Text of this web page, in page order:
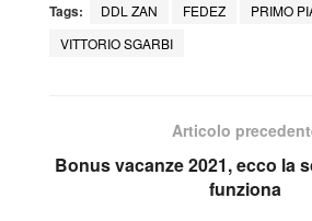
Tags: DDL ZAN FEDEZ
PRIMO
VITTORIO SGARBI
Articolo
Bonus vacanze 2021, ecco la
funziona